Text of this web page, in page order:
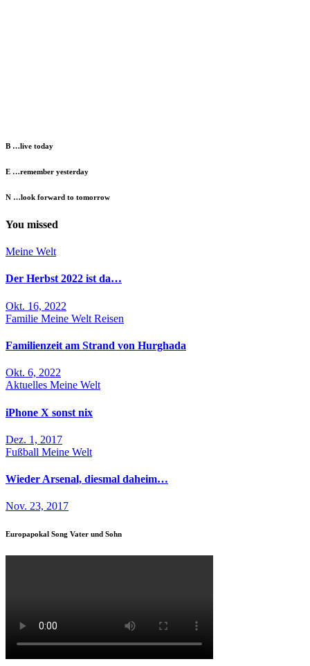
B …live today
E …remember yesterday
N …look forward to tomorrow
You missed
Meine Welt
Der Herbst 2022 ist da…
Okt. 16, 2022
Familie Meine Welt Reisen
Familienzeit am Strand von Hurghada
Okt. 6, 2022
Aktuelles Meine Welt
iPhone X sonst nix
Dez. 1, 2017
Fußball Meine Welt
Wieder Arsenal, diesmal daheim…
Nov. 23, 2017
Europapokal Song Vater und Sohn